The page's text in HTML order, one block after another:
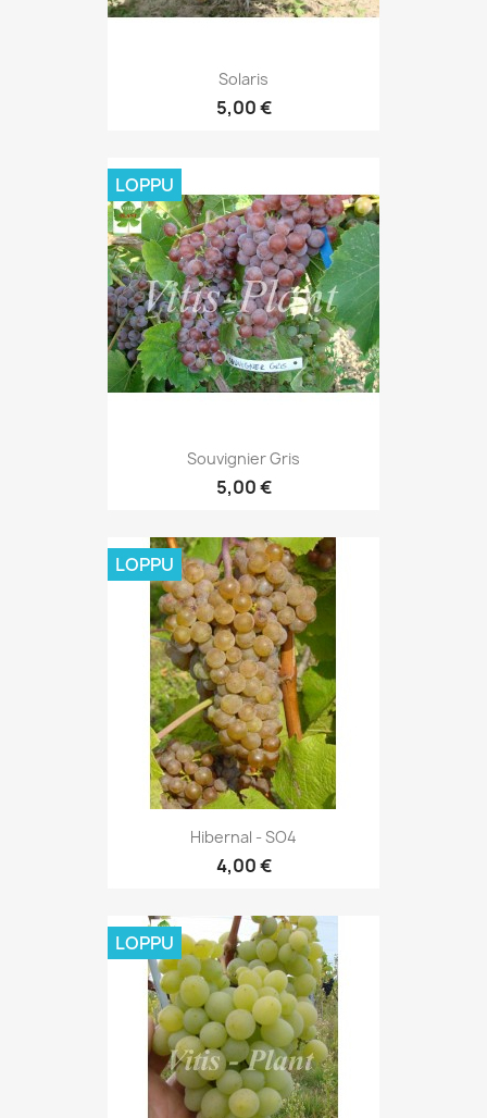
Solaris
5,00 €
Souvignier Gris
5,00 €
LOPPU
Hibernal - SO4
4,00 €
LOPPU
LOPPU